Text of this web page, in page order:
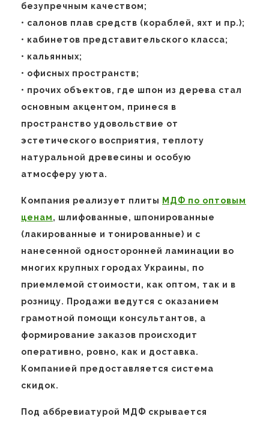
безупречным качеством;
• салонов плав средств (кораблей, яхт и пр.);
• кабинетов представительского класса;
• кальянных;
• офисных пространств;
• прочих объектов, где шпон из дерева стал
основным акцентом, принеся в
пространство удовольствие от
эстетического восприятия, теплоту
натуральной древесины и особую
атмосферу уюта.
Компания реализует плиты МДФ по оптовым
ценам, шлифованные, шпонированные
(лакированные и тонированные) и с
нанесенной односторонней ламинации во
многих крупных городах Украины, по
приемлемой стоимости, как оптом, так и в
розницу. Продажи ведутся с оказанием
грамотной помощи консультантов, а
формирование заказов происходит
оперативно, ровно, как и доставка.
Компанией предоставляется система
скидок.
Под аббревиатурой МДФ скрывается